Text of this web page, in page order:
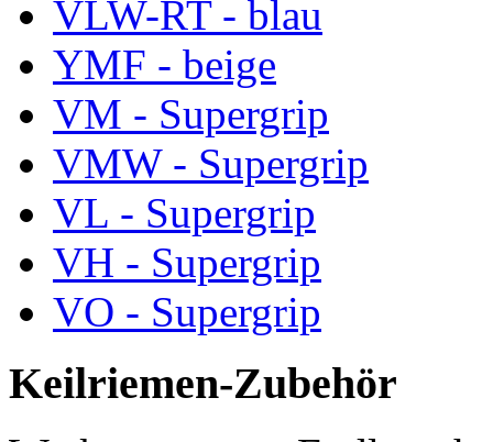
VLW-RT - blau
YMF - beige
VM - Supergrip
VMW - Supergrip
VL - Supergrip
VH - Supergrip
VO - Supergrip
Keilriemen-Zubehör